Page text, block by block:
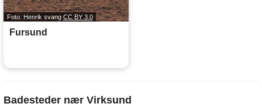
Foto: Henrik svang CC BY 3.0
Fursund
Badesteder nær Virksund